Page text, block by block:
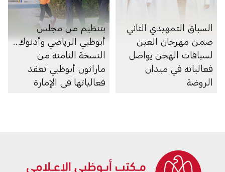
السباق التمهيدي الثاني
ضمن مهرجان العين
لسباقات الهجن يواصل
فعالياته في ميدان
الروضة
بتنظيم من مجلس
أبوظبي الرياضي وأدنوك..
النسخة الثامنة من
ماراثون أبوظبي تعقد
فعالياتها في الإمارة